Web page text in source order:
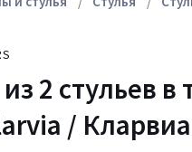
2 стульев в
/ Кларвиа